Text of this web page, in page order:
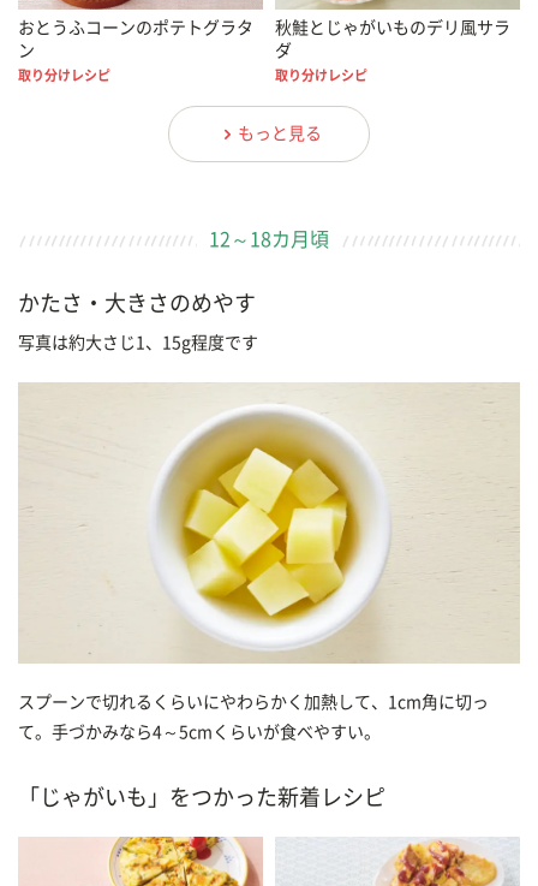
おとうふコーンのポテトグラタ
ン
取り分けレシピ
秋鮭とじゃがいものデリ風サラ
ダ
取り分けレシピ
もっと見る
12～18カ月頃
かたさ・大きさのめやす
写真は約大さじ1、15g程度です
スプーンで切れるくらいにやわらかく加熱して、1cm角に切っ
て。手づかみなら4～5cmくらいが食べやすい。
「じゃがいも」をつかった新着レシピ